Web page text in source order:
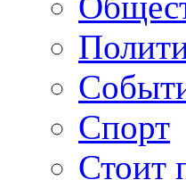
Спорт
Стоит